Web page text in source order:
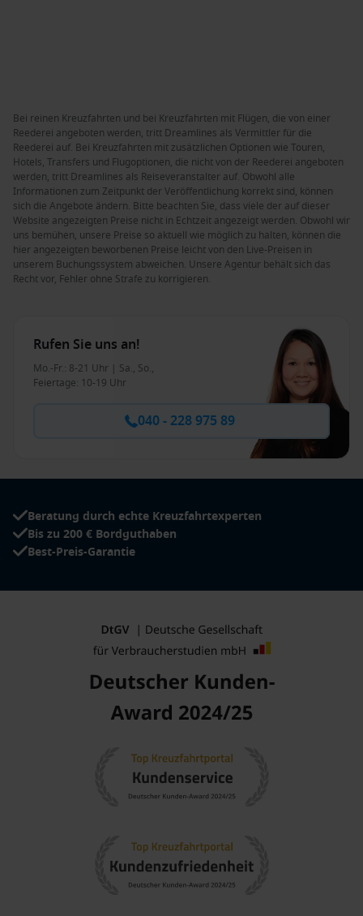
Bei reinen Kreuzfahrten und bei Kreuzfahrten mit Flügen, die von einer
Reederei angeboten werden, tritt Dreamlines als Vermittler für die
Reederei auf. Bei Kreuzfahrten mit zusätzlichen Optionen wie Touren,
Hotels, Transfers und Flugoptionen, die nicht von der Reederei angeboten
werden, tritt Dreamlines als Reiseveranstalter auf. Obwohl alle
Informationen zum Zeitpunkt der Veröffentlichung korrekt sind, können
sich die Angebote ändern. Bitte beachten Sie, dass viele der auf dieser
Website angezeigten Preise nicht in Echtzeit angezeigt werden. Obwohl wir
uns bemühen, unsere Preise so aktuell wie möglich zu halten, können die
hier angezeigten beworbenen Preise leicht von den Live-Preisen in
unserem Buchungssystem abweichen. Unsere Agentur behält sich das
Recht vor, Fehler ohne Strafe zu korrigieren.
Rufen Sie uns an!
Mo.-Fr.: 8-21 Uhr | Sa., So.,
Feiertage: 10-19 Uhr
040 - 228 975 89
Beratung durch echte Kreuzfahrtexperten
Bis zu 200 € Bordguthaben
Best-Preis-Garantie